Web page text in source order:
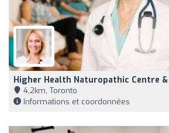
Higher Health Naturopathic Centre &
4,2km, Toronto
Informations et coordonnées